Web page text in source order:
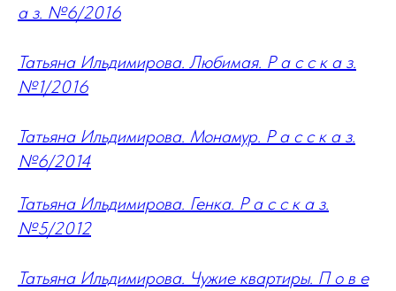
а з. №6/2016
Татьяна Ильдимирова. Любимая. Р а с с к а з.
№1/2016
Татьяна Ильдимирова. Монамур. Р а с с к а з.
№6/2014
Татьяна Ильдимирова. Генка. Р а с с к а з.
№5/2012
Татьяна Ильдимирова. Чужие квартиры. П о в е